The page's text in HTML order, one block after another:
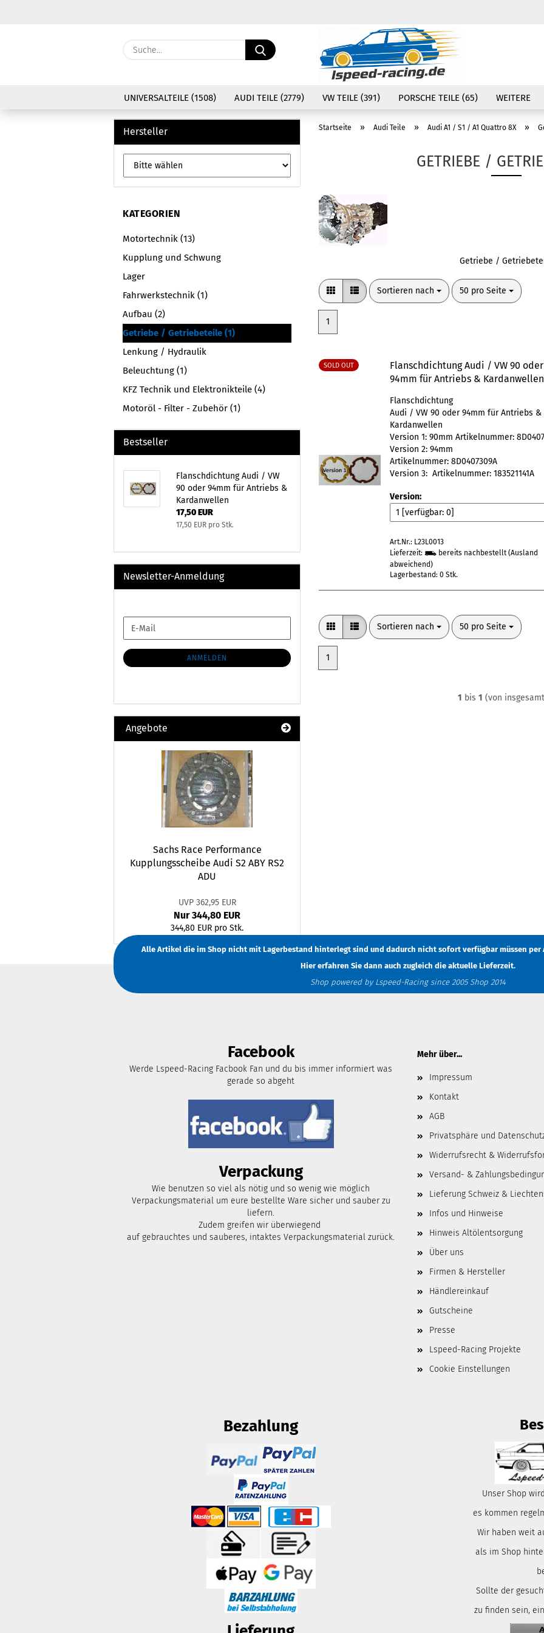
Währung auswählen
Suche...
UNIVERSALTEILE (1508) AUDI TEILE (2779) VW TEILE (391) PORSCHE TEILE (65) WEITERE
Startseite » Audi Teile » Audi A1 / S1 / A1 Quattro 8X »
GETRIEBE /
Getriebe /
Sortieren nach
Sortieren nach 50 pro Seite
pro Seite
1
SOLD OUT
Flanschdichtung Audi / VW 90 oder
94mm für Antriebs & Kardanwellen
Flanschdichtung
Audi / VW 90 oder 94mm für Antriebs &
Kardanwellen
Version 1: 90mm Artikelnummer:
Version 2: 94mm
Artikelnummer: 8D0407309A
Version 3: Artikelnummer: 183521141A
Version:
Art.Nr.: L23L0013
Lieferzeit:
bereits nachbestellt (Ausland
abweichend)
Lagerbestand: 0 Stk.
Sortieren nach
Sortieren nach 50 pro Seite
pro Seite
1
1 bis1 (von
Hersteller
KATEGORIEN
Motortechnik (13)
Kupplung und Schwung
Lager
Fahrwerkstechnik (1)
Aufbau (2)
Getriebe / Getriebeteile (1)
Lenkung / Hydraulik
Beleuchtung (1)
KFZ Technik und Elektronikteile (4)
Motoröl - Filter - Zubehör (1)
Bestseller
Flanschdichtung Audi / VW
90 oder 94mm für Antriebs &
Kardanwellen
17,50 EUR
17,50 EUR pro Stk.
Newsletter-Anmeldung
ZUR
ANMELDUNG
E-
Mail
ANMELDEN
Angebote
Sachs Race Performance
Kupplungsscheibe Audi S2 ABY RS2
ADU
UVP 362,95 EUR
Nur 344,80 EUR
344,80 EUR pro Stk.
Alle Artikel die im Shop nicht mit Lagerbestand hinterlegt sind und dadurch nicht sofort verfügbar müssen per
Hier erfahren Sie dann auch zugleich die aktuelle Lieferzeit.
Shop powered by Lspeed-Racing since 2005 Shop 2014
Facebook
Werde Lspeed-Racing Facbook Fan und du bis immer informiert was
gerade so abgeht
Verpackung
Wie benutzen so viel als nötig und so wenig wie möglich
Verpackungsmaterial um eure bestellte Ware sicher und sauber zu
liefern.
Zudem greifen wir überwiegend
auf gebrauchtes und sauberes, intaktes Verpackungsmaterial zurück.
Mehr über...
Impressum
Kontakt
AGB
Privatsphäre und
Widerrufsrecht &
Versand- &
Lieferung Schweiz &
Infos und Hinweise
Hinweis Altölentsorgung
Über uns
Firmen & Hersteller
Händlereinkauf
Gutscheine
Presse
Lspeed-Racing Projekte
Cookie Einstellungen
Bezahlung
Unser Shop
es kommen
Wir haben weit
als im Shop
Sollte der
zu finden sein,